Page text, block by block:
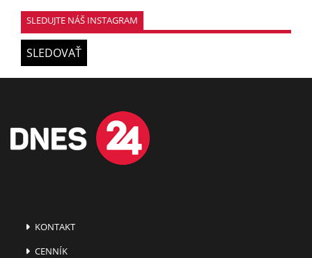
SLEDUJTE NÁŠ INSTAGRAM
SLEDOVAŤ
KONTAKT
CENNÍK